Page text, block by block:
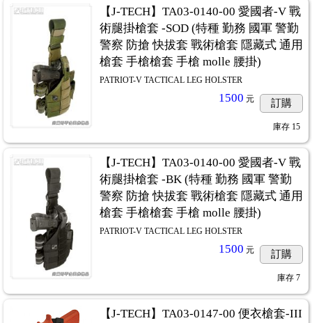
【J-TECH】TA03-0140-00 愛國者-V 戰
術腿掛槍套 -SOD (特種 勤務 國軍 警勤
警察 防搶 快拔套 戰術槍套 隱藏式 通用
槍套 手槍槍套 手槍 molle 腰掛)
PATRIOT-V TACTICAL LEG HOLSTER
1500 元 訂購
庫存 15
【J-TECH】TA03-0140-00 愛國者-V 戰
術腿掛槍套 -BK (特種 勤務 國軍 警勤
警察 防搶 快拔套 戰術槍套 隱藏式 通用
槍套 手槍槍套 手槍 molle 腰掛)
PATRIOT-V TACTICAL LEG HOLSTER
1500 元 訂購
庫存 7
【J-TECH】TA03-0147-00 便衣槍套-III